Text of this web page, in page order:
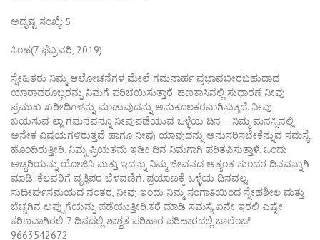
ಅದೃಷ್ಟ ಸಂಖ್ಯೆ: 5
ಸಿಂಹ(7 ಫೆಬ್ರವರಿ, 2019)
ಸ್ನೇಹಿತರು ನಿಮ್ಮ ಆಲೋಚನೆಗಳ ಮೇಲೆ ಗಮನಾರ್ಹ ಪ್ರಭಾವಬೀರಬಹುದಾದ
ಯಾರಾದರೂಬ್ಬರನ್ನು ನಿಮಗೆ ಪರಿಚಯಿಸುತ್ತಾರೆ. ಹಣಕಾಸಿನಲ್ಲಿ ಸುಧಾರಣೆ ನೀವು
ಪ್ರಮುಖ ಖರೀದಿಗಳನ್ನು ಮಾಡುವುದನ್ನು ಅನುಕೂಲಕರವಾಗಿಸುತ್ತದೆ. ನೀವು
ಬಯಸುವ ಲ್ಲಾ ಗಮನವನ್ನೂ ನೀವುಪಡೆಯುವ ಒಳ್ಳೆಯ ದಿನ – ನಿಮ್ಮ ಮನಸ್ಸಿನಲ್ಲಿ
ಅನೇಕ ವಿಷಯಗಳಿರುತ್ತವೆ ಹಾಗೂ ನೀವು ಯಾವುದನ್ನು ಅನುಸರಿಸಬೇಕೆನ್ನುವ ಸಮಸ್ಯೆ
ಹೊಂದಿರುತ್ತೀರಿ. ನಿಮ್ಮ ಪ್ರಿಯತಮೆ ಇಡೀ ದಿನ ನಿಮಗಾಗಿ ಪರಿತಪಿಸುತ್ತಾಳೆ. ಒಂದು
ಅಚ್ಚರಿಯನ್ನು ಯೋಜಿಸಿ ಮತ್ತು ಇದನ್ನು ನಿಮ್ಮ ಜೀವನದ ಅತ್ಯಂತ ಸುಂದರ ದಿನವನ್ನಾಗಿ
ಮಾಡಿ. ಕೆಲವರಿಗೆ ವೃತ್ತಿಪರ ಬೆಳವಣಿಗೆ. ಪ್ರಯಾಣಕ್ಕೆ ಒಳ್ಳೆಯ ದಿನವಲ್ಲ.
ಸುದೀರ್ಘಸಮಯದ ನಂತರ, ನೀವು ಇಂದು ನಿಮ್ಮ ಸಂಗಾತಿಯಿಂದ ಸ್ನೇಹಶೀಲ ಮತ್ತು
ಬೆಚ್ಚಗಿನ ಅಪ್ಪುಗೆಯನ್ನು ಪಡೆಯುತ್ತೀರಿ.ಕರೆ ಮಾಡಿ ಸಮಸ್ಯೆ ಏನೇ ಇರಲಿ ಎಷ್ಟೇ
ಕಠಿಣವಾಗಿರಲಿ 7 ದಿನದಲ್ಲಿ ಶಾಶ್ವತ ಪರಿಹಾರ ಪರಿಹಾರದಲ್ಲಿ ಚಾಲೆಂಜ್
9663542672